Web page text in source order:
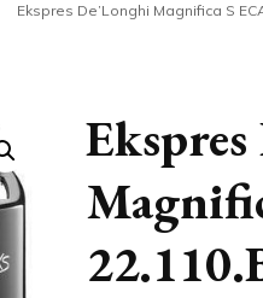
Ekspres De’Longhi Magnifica S